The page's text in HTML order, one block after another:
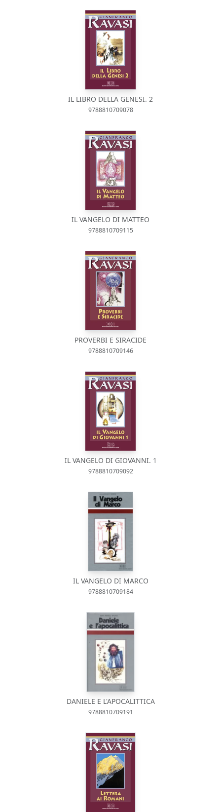
IL LIBRO DELLA GENESI. 2
9788810709078
IL VANGELO DI MATTEO
9788810709115
PROVERBI E SIRACIDE
9788810709146
IL VANGELO DI GIOVANNI. 1
9788810709092
IL VANGELO DI MARCO
9788810709184
DANIELE E L'APOCALITTICA
9788810709191